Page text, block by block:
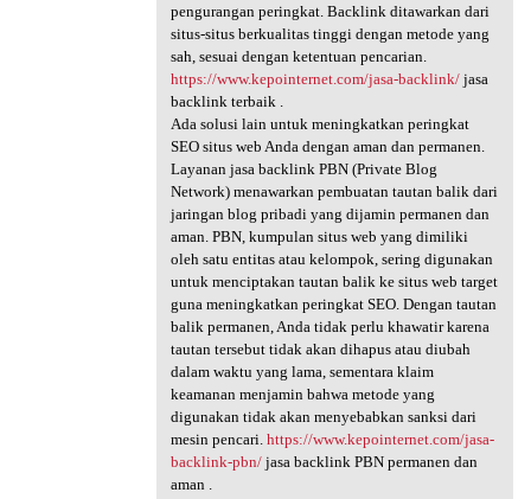
pengurangan peringkat. Backlink ditawarkan dari
situs-situs berkualitas tinggi dengan metode yang
sah, sesuai dengan ketentuan pencarian.
https://www.kepointernet.com/jasa-backlink/jasa
backlink terbaik .
Ada solusi lain untuk meningkatkan peringkat
SEO situs web Anda dengan aman dan permanen.
Layanan jasa backlink PBN (Private Blog
Network) menawarkan pembuatan tautan balik dari
jaringan blog pribadi yang dijamin permanen dan
aman. PBN, kumpulan situs web yang dimiliki
oleh satu entitas atau kelompok, sering digunakan
untuk menciptakan tautan balik ke situs web target
guna meningkatkan peringkat SEO. Dengan tautan
balik permanen, Anda tidak perlu khawatir karena
tautan tersebut tidak akan dihapus atau diubah
dalam waktu yang lama, sementara klaim
keamanan menjamin bahwa metode yang
digunakan tidak akan menyebabkan sanksi dari
mesin pencari. https://www.kepointernet.com/jasa-
backlink-pbn/jasa backlink PBN permanen dan
aman .